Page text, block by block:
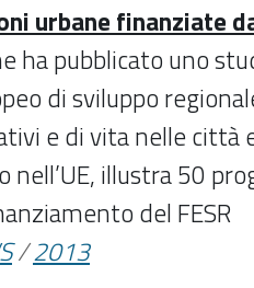
urbane finanziate
ha pubblicato uno
di sviluppo
e di vita nelle città
nell’UE, illustra 50
del FESR
/2013